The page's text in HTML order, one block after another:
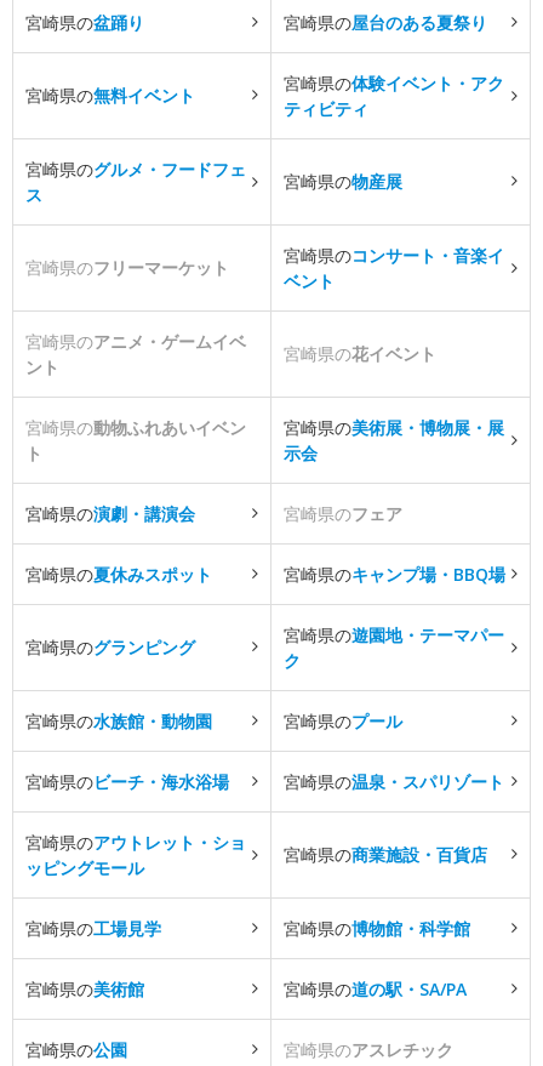
宮崎県の盆踊り 宮崎県の屋台のある夏祭り
宮崎県の無料イベント
宮崎県の体験イベント・アク
ティビティ
宮崎県のグルメ・フードフェ
ス
宮崎県の物産展
宮崎県のフリーマーケット
宮崎県のコンサート・音楽イ
ベント
宮崎県のアニメ・ゲームイベ
ント
宮崎県の花イベント
宮崎県の動物ふれあいイベン
ト
宮崎県の美術展・博物展・展
示会
宮崎県の演劇・講演会 宮崎県のフェア
宮崎県の夏休みスポット 宮崎県のキャンプ場・BBQ場
宮崎県のグランピング
宮崎県の遊園地・テーマパー
ク
宮崎県の水族館・動物園 宮崎県のプール
宮崎県のビーチ・海水浴場 宮崎県の温泉・スパリゾート
宮崎県のアウトレット・ショ
ッピングモール
宮崎県の商業施設・百貨店
宮崎県の工場見学 宮崎県の博物館・科学館
宮崎県の美術館 宮崎県の道の駅・SA/PA
宮崎県の公園 宮崎県のアスレチック